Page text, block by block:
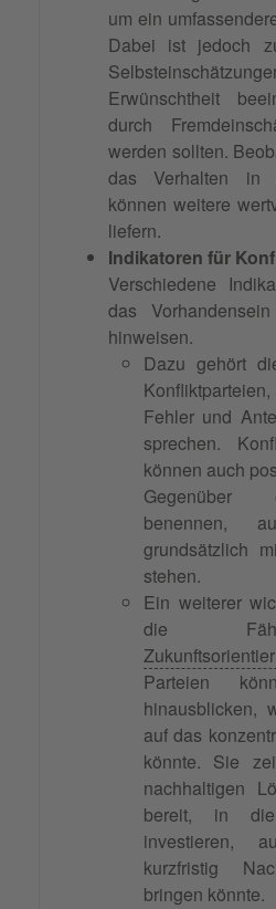
um ein
Dabei ist jedoch
Erwünschtheit
durch
werden sollten.
das Verhalten in
können weitere
liefern.
Indikatoren für
Verschiedene
das
hinweisen.
Dazu gehört
Fehler und
sprechen.
können auch
Gegenüber
benennen,
grundsätzlich
stehen.
Ein weiterer
die
Parteien
hinausblicken,
auf das
könnte. Sie
nachhaltigen
bereit, in
investieren,
kurzfristig
bringen könnte.